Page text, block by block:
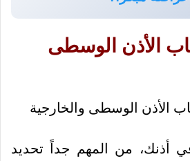
الأذن الوسطى
أذنك، من المهم جداً تحديد